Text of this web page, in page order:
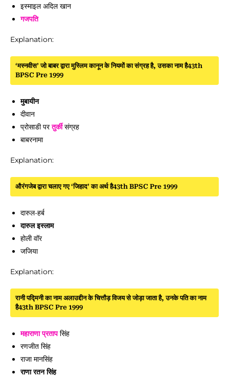
इस्माइल अदिल खान
गजपति
Explanation:
‘मस्नवीस’ जो बाबर द्वारा मुस्लिम कानून के नियमों का संग्रह है, उसका नाम है43th
BPSC Pre 1999
मुबायीन
दीवान
प्रोसाडी परतुर्कीसंग्रह
बाबरनामा
Explanation:
औरंगजेब द्वारा चलाए गए ‘जिहाद’ का अर्थ है43th BPSC Pre 1999
दारुल-हर्ब
दारुल इस्लाम
होली वॉर
जजिया
Explanation:
रानी पद्मिनी का नाम अलाउद्दीन के चित्तौड़ विजय से जोड़ा जाता है, उनके पति का नाम
है43th BPSC Pre 1999
महाराणा प्रतापसिंह
रणजीत सिंह
राजा मानसिंह
राणा रतन सिंह